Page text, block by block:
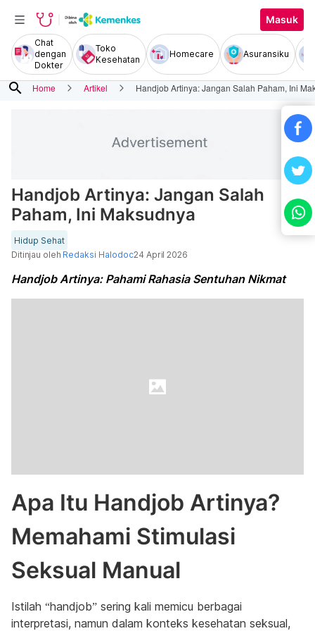
Masuk
Chat
dengan
Dokter
Toko
Kesehatan
Homecare Asuransiku
search Home Artikel Handjob Artinya: Jangan Salah Paham, Ini
Handjob Artinya: Jangan Salah
Paham, Ini Maksudnya
Hidup Sehat
Ditinjau oleh Redaksi Halodoc24 April 2026
Handjob Artinya: Pahami Rahasia Sentuhan Nikmat
Apa Itu Handjob Artinya?
Memahami Stimulasi
Seksual Manual
Istilah “handjob” sering kali memicu berbagai
interpretasi, namun dalam konteks kesehatan seksual,